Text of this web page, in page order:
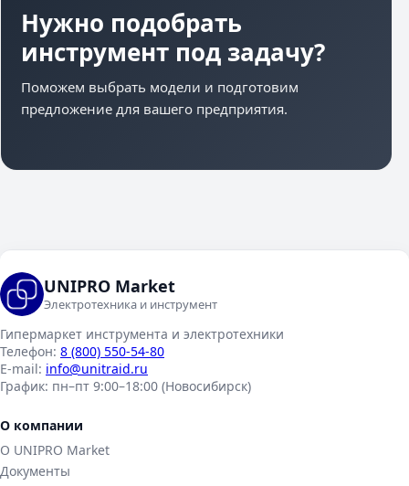
Нужно подобрать
инструмент под задачу?
Поможем выбрать модели и подготовим
предложение для вашего предприятия.
UNIPRO Market
Электротехника и инструмент
Гипермаркет инструмента и электротехники
Телефон: 8 (800) 550-54-80
E-mail: info@unitraid.ru
График: пн–пт 9:00–18:00 (Новосибирск)
О компании
О UNIPRO Market
Документы